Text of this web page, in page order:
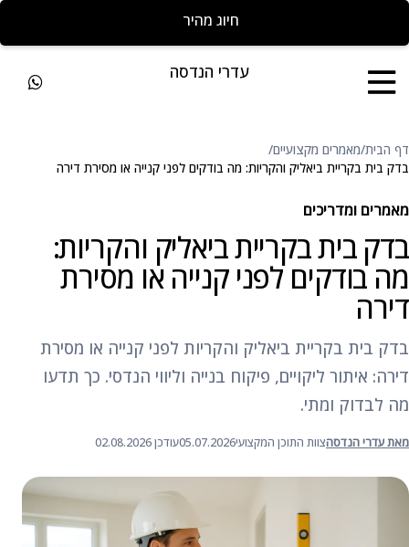
חייגו להצעת מחיר מהירה
עדרי הנדסה
דף הבית/מאמרים מקצועיים/
בדק בית בקריית ביאליק והקריות: מה בודקים לפני קנייה או מסירת דירה
מאמרים ומדריכים
בדק בית בקריית ביאליק והקריות:
מה בודקים לפני קנייה או מסירת
דירה
בדק בית בקריית ביאליק והקריות לפני קנייה או מסירת
דירה: איתור ליקויים, פיקוח בנייה וליווי הנדסי. כך תדעו
מה לבדוק ומתי.
מאת עדרי הנדסהצוות התוכן המקצועי05.07.2026עודכן 02.08.2026